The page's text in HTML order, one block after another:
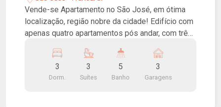
Vende-se Apartamento no São José, em ótima
localização, região nobre da cidade! Edifício com
apenas quatro apartamentos pós andar, com três
serviço,rico em móveis planejados, armários
duplos embutidos, painéis, livreiros,
escrivaninhas e penteadeiras, ricos em
3
Dorm.
3
Suítes
5
Banho
3
Garagens